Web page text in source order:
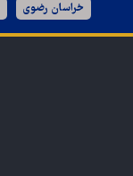
خراسان رضوی